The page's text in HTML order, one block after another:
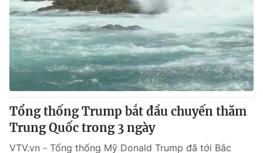
Thế giới
Tin tức
Thế giới đó đây
Câu chuyện quốc tế
Kinh tế
Tài chính
Thị trường
Góc doanh nghiệp
Dữ liệu và đời sống
Truyền hình
Phim VTV
Giải trí
Tổng thống Trump bắt đầu chuyến thăm
Trung Quốc trong 3 ngày
VTV.vn - Tổng thống Mỹ Donald Trump đã tới Bắc